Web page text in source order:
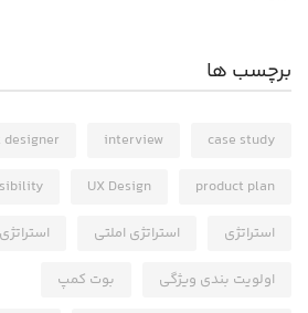
برچسب ها
case study
interview
product plan
UX Design
استراتژی استراتژی املتی
اولویت بندی ویژگی بوت کمپ